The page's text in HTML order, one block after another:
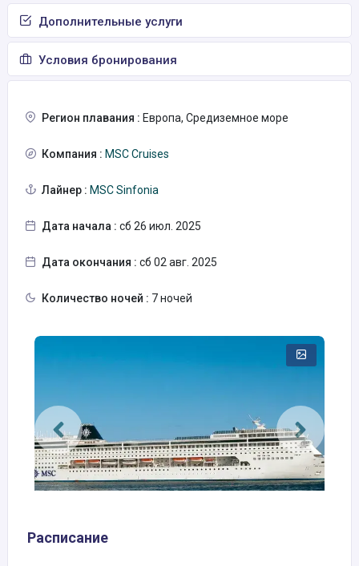
Дополнительные услуги
Условия бронирования
Регион плавания : Европа, Средиземное море
Компания : MSC Cruises
Лайнер : MSC Sinfonia
Дата начала : сб 26 июл. 2025
Дата окончания : сб 02 авг. 2025
Количество ночей : 7 ночей
Расписание